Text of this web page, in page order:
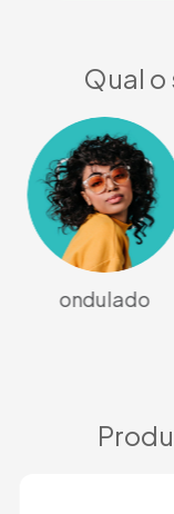
Qual
ondulado